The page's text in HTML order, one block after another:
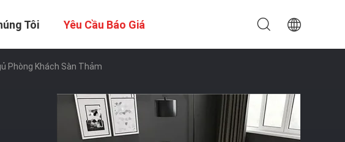
Tôi Yêu Cầu Báo Giá
Phòng Khách Sàn Thảm